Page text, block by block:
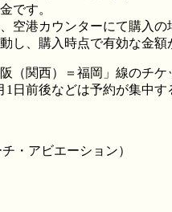
です。
空港カウンターにて購入
し、購入時点で有効な金額
（関西）＝福岡」線のチ
日前後などは予約が集中
チ・アビエーション）